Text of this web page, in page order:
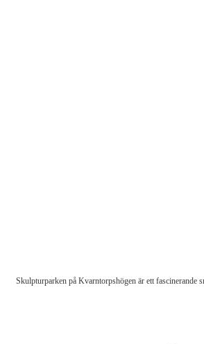
Skulpturparken på Kvarntorpshögen är ett fascinerande